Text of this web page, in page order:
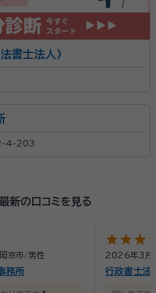
書士法人)
2-4-203
新の口コミを見る
京市/男性
務所
starstarstar
2026年3月
行政書士法